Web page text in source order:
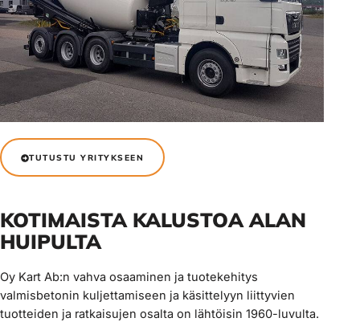
TUTUSTU YRITYKSEEN
KOTIMAISTA KALUSTOA ALAN
HUIPULTA
Oy Kart Ab:n vahva osaaminen ja tuotekehitys
valmisbetonin kuljettamiseen ja käsittelyyn liittyvien
tuotteiden ja ratkaisujen osalta on lähtöisin 1960-luvulta.